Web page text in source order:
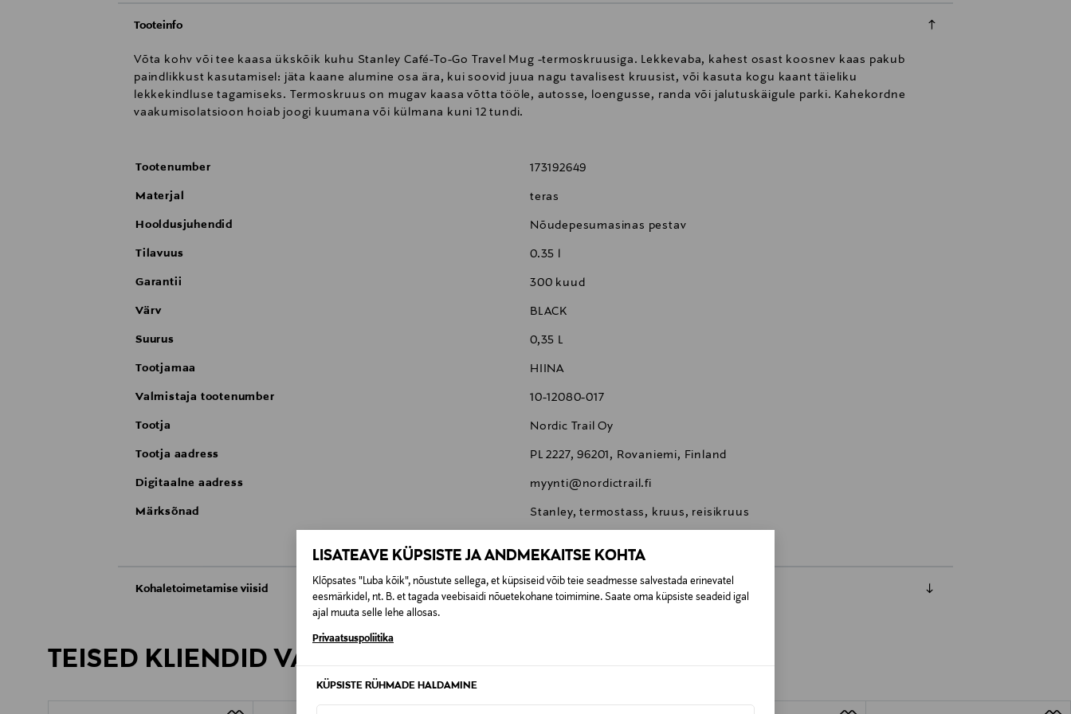
LISATEAVE KÜPSISTE JA ANDMEKAITSE KOHTA
Klõpsates "Luba kõik", nõustute sellega, et küpsiseid võib teie seadmesse salvestada erinevatel
eesmärkidel, nt. B. et tagada veebisaidi nõuetekohane toimimine. Saate oma küpsiste seadeid igal
ajal muuta selle lehe allosas.
Privaatsuspoliitika
KÜPSISTE RÜHMADE HALDAMINE
Tooteinfo
Võta kohv või tee kaasa ükskõik kuhu Stanley Café-To-Go Travel Mug -termoskruusiga. Lekkevaba, kahest osast koosnev kaas pakub
paindlikkust kasutamisel: jäta kaane alumine osa ära, kui soovid juua nagu tavalisest kruusist, või kasuta kogu kaant täieliku
lekkekindluse tagamiseks. Termoskruus on mugav kaasa võtta tööle, autosse, loengusse, randa või jalutuskäigule parki. Kahekordne
vaakumisolatsioon hoiab joogi kuumana või külmana kuni 12 tundi.
Tootenumber 173192649
Materjal teras
Hooldusjuhendid Nõudepesumasinas pestav
Tilavuus 0.35 l
Garantii 300 kuud
Värv BLACK
Suurus 0,35 L
Tootjamaa HIINA
Valmistaja tootenumber 10-12080-017
Tootja Nordic Trail Oy
Tootja aadress PL 2227, 96201, Rovaniemi, Finland
Digitaalne aadress myynti@nordictrail.fi
Märksõnad Stanley, termostass, kruus, reisikruus
Kohaletoimetamise viisid
Tarnimine pakiautomaati või postkontorisse
TEISED KLIENDID VAATASID KA